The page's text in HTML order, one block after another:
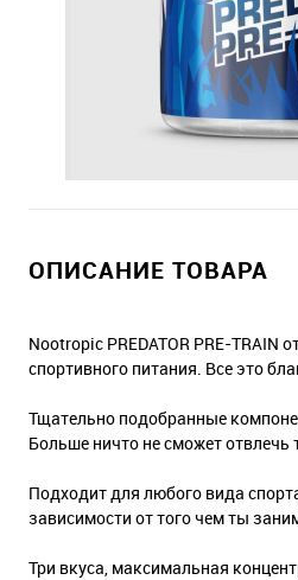
ОПИСАНИЕ ТОВАРА
Nootropic PREDATOR PRE-
спортивного питания. Все это
Тщательно подобранные
Больше ничто не сможет отвлечь
Подходит для любого вида
зависимости от того чем ты
Три вкуса, максимальная